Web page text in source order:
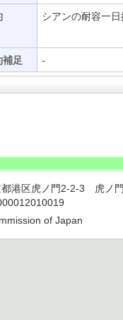
シアンの耐容一
補足 -
港区虎ノ門2-2-3 虎ノ門
of Japan